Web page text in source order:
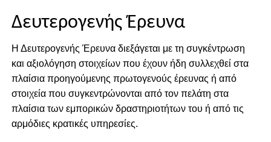
Δευτερογενής Έρευνα
Η Δευτερογενής Έρευνα διεξάγεται με τη συγκέντρωση
και αξιολόγηση στοιχείων που έχουν ήδη συλλεχθεί στα
πλαίσια προηγούμενης πρωτογενούς έρευνας ή από
στοιχεία που συγκεντρώνονται από τον πελάτη στα
πλαίσια των εμπορικών δραστηριοτήτων του ή από τις
αρμόδιες κρατικές υπηρεσίες.